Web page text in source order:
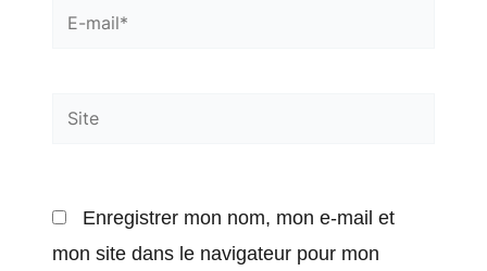
E-
Site
Enregistrer mon nom, mon e-mail et
mon site dans le navigateur pour mon